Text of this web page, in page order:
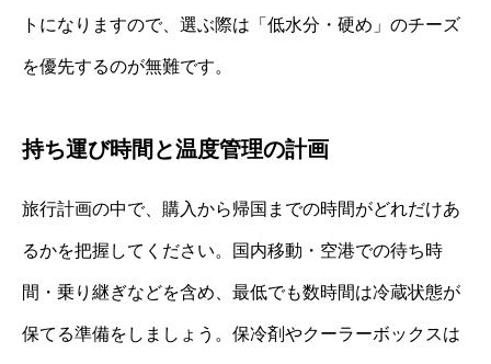
トになりますので、選ぶ際は「低水分・硬め」のチーズ
を優先するのが無難です。
持ち運び時間と温度管理の計画
旅行計画の中で、購入から帰国までの時間がどれだけあ
るかを把握してください。国内移動・空港での待ち時
間・乗り継ぎなどを含め、最低でも数時間は冷蔵状態が
保てる準備をしましょう。保冷剤やクーラーボックスは